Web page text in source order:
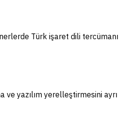
Türk işaret dili tercümanı
ve yazılım yerelleştirmesini ayrı